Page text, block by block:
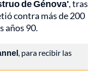
de Génova', tras
contra más de 200
años 90.
, para recibir las